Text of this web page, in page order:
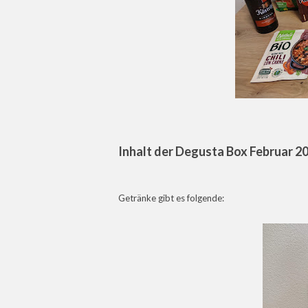
Inhalt der Degusta Box Februar
Getränke gibt es folgende: